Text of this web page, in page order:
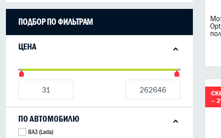
ПОДБОР ПО ФИЛЬТРАМ
ЦЕНА
ПО АВТОМОБИЛЮ
ВАЗ (Lada)
–